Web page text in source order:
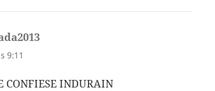
9:11
CONFIESE INDURAIN